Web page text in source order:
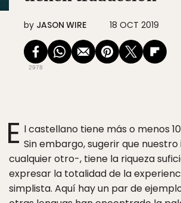
by JASON WIRE 18 OCT 2019
2978
E l castellano tiene más o menos
Sin embargo, sugerir que
cualquier otro-, tiene la riqueza
expresar la totalidad de la
simplista. Aquí hay un par de